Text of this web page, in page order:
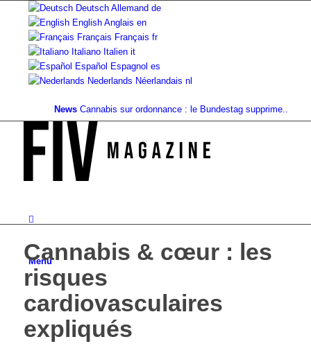
Deutsch Allemand de
English Anglais en
Français Français fr
Italiano Italien it
Español Espagnol es
Nederlands Néerlandais nl
News Cannabis sur ordonnance : le Bundestag supprime...Valeur
Menu
Cannabis & cœur : les
risques
cardiovasculaires
expliqués